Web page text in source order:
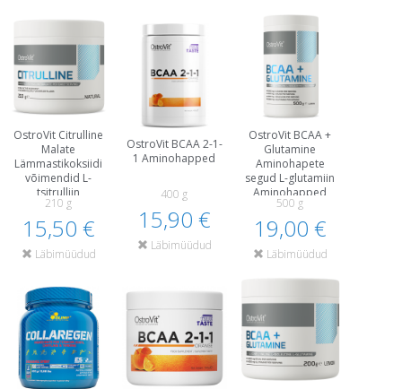
OstroVit Citrulline
Malate
Lämmastikoksiidi
võimendid L-
tsitrulliin
Aminohapped
Enne treeningut ja
energiat
210 g
15,50 €
Läbimüüdud
OstroVit BCAA 2-1-
1 Aminohapped
400 g
15,90 €
Läbimüüdud
OstroVit BCAA +
Glutamine
Aminohapete
segud L-glutamiin
Aminohapped
Pärast treeningut
ja taastumist
500 g
19,00 €
Läbimüüdud